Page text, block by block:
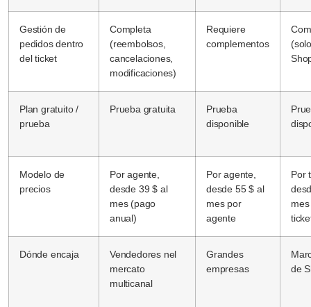
Gestión de
pedidos dentro
del ticket
Completa
(reembolsos,
cancelaciones,
modificaciones)
Requiere
complementos
Plan gratuito /
prueba
Prueba gratuita
Prueba
disponible
Modelo de
precios
Por agente,
desde 39 $ al
mes (pago
anual)
Por agente,
desde 55 $ al
mes por
agente
Por
Dónde encaja
Vendedores nel
mercato
multicanal
Grandes
empresas
de